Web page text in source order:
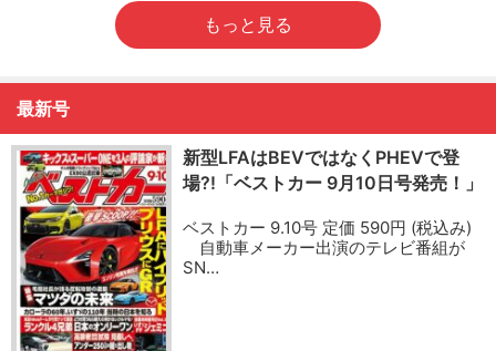
もっと見る
最新号
新型LFAはBEVではなくPHEVで登
場?!「ベストカー 9月10日号発売！」
ベストカー 9.10号 定価 590円 (税込み)
自動車メーカー出演のテレビ番組が
SN…